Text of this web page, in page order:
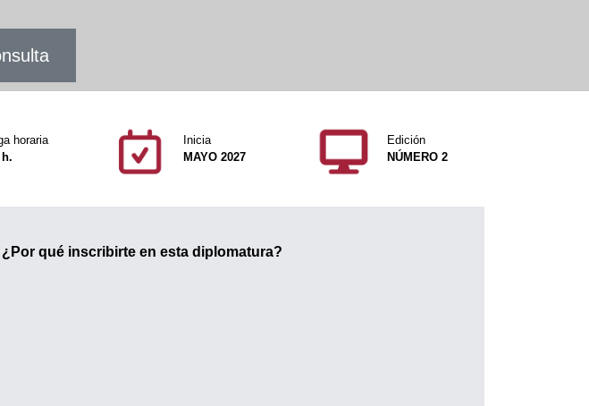
horaria
Inicia
MAYO 2027
Edición
NÚMERO 2
¿Por qué inscribirte en esta diplomatura?